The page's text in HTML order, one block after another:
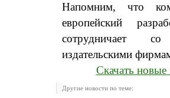
Напомним, что
европейский
сотрудничает со
издательскими
Скачать
Другие новости по теме: